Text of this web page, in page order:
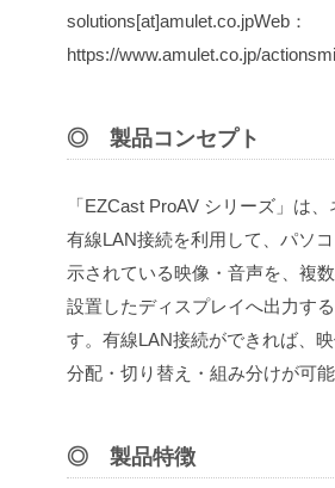
solutions[at]amulet.co.jpWeb：
https://www.amulet.co.jp/
◎ 製品コンセプト
「EZCast ProAV シリーズ」は
有線LAN接続を利用して、パソ
示されている映像・音声を、複
設置したディスプレイへ出力す
す。有線LAN接続ができれば、映
分配・切り替え・組み分けが可能
◎ 製品特徴